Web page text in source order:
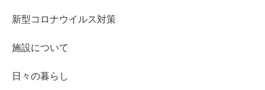
新型コロナウイルス対策
施設について
日々の暮らし